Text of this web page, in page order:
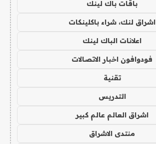
باقات باك لينك
اشراق لنك، شراء باكلينكات
اعلانات الباك لينك
فودوافون اخبار الاتصالات
تقنية
التدريس
اشراق العالم عالم كبير
منتدى الاشراق